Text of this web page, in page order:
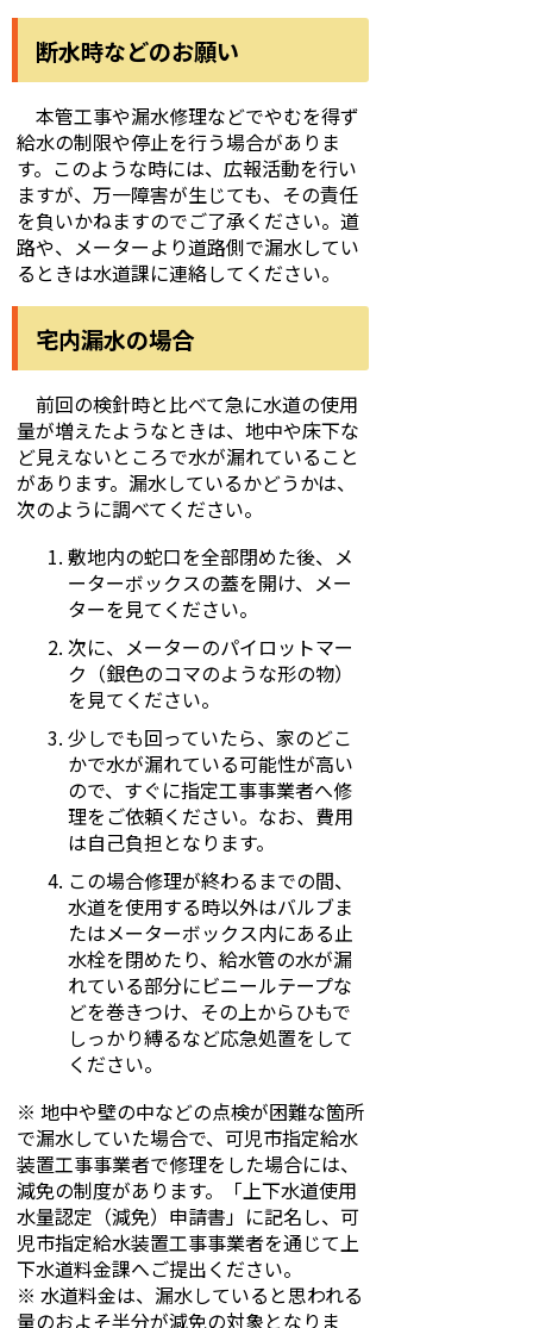
断水時などのお願い
本管工事や漏水修理などでやむを得ず
給水の制限や停止を行う場合がありま
す。このような時には、広報活動を行い
ますが、万一障害が生じても、その責任
を負いかねますのでご了承ください。道
路や、メーターより道路側で漏水してい
るときは水道課に連絡してください。
宅内漏水の場合
前回の検針時と比べて急に水道の使用
量が増えたようなときは、地中や床下な
ど見えないところで水が漏れていること
があります。漏水しているかどうかは、
次のように調べてください。
敷地内の蛇口を全部閉めた後、メ
ーターボックスの蓋を開け、メー
ターを見てください。
次に、メーターのパイロットマー
ク（銀色のコマのような形の物）
を見てください。
少しでも回っていたら、家のどこ
かで水が漏れている可能性が高い
ので、すぐに指定工事事業者へ修
理をご依頼ください。なお、費用
は自己負担となります。
この場合修理が終わるまでの間、
水道を使用する時以外はバルブま
たはメーターボックス内にある止
水栓を閉めたり、給水管の水が漏
れている部分にビニールテープな
どを巻きつけ、その上からひもで
しっかり縛るなど応急処置をして
ください。
※ 地中や壁の中などの点検が困難な箇所
で漏水していた場合で、可児市指定給水
装置工事事業者で修理をした場合には、
減免の制度があります。「上下水道使用
水量認定（減免）申請書」に記名し、可
児市指定給水装置工事事業者を通じて上
下水道料金課へご提出ください。
※ 水道料金は、漏水していると思われる
量のおよそ半分が減免の対象となりま